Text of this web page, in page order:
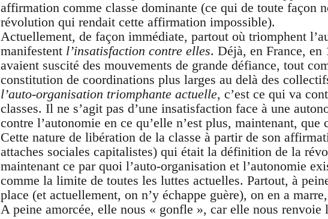
affirmation comme classe dominante (ce qui de toute façon
révolution qui rendait cette affirmation impossible).
Actuellement, de façon immédiate, partout où triomphent
manifestent l’insatisfaction contre elles. Déjà, en France, en
avaient suscité des mouvements de grande défiance, tout
constitution de coordinations plus larges au delà des
l’auto-organisation triomphante actuelle, c’est ce qui va
classes. Il ne s’agit pas d’une insatisfaction face à une
contre l’autonomie en ce qu’elle n’est plus, maintenant, que
Cette nature de libération de la classe à partir de son
attaches sociales capitalistes) qui était la définition de la
maintenant ce par quoi l’auto-organisation et l’autonomie
comme la limite de toutes les luttes actuelles. Partout, à
place (et actuellement, on n’y échappe guère), on en a
A peine amorcée, elle nous « gonfle », car elle nous renvoie